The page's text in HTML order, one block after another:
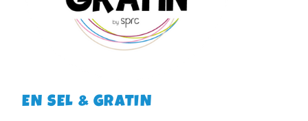
EN SEL & GRATIN